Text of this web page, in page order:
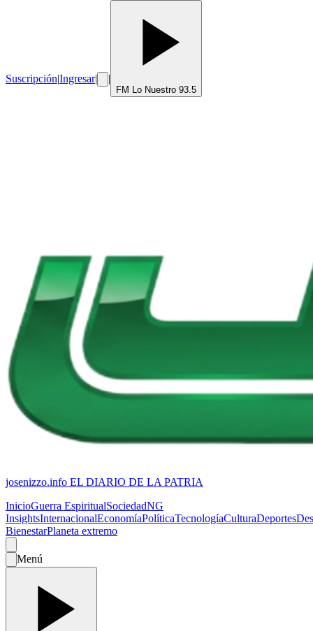
Suscripción|Ingresar| |
FM Lo Nuestro 93.5
josenizzo.info EL DIARIO DE LA PATRIA
InicioGuerra EspiritualSociedadNG
InsightsInternacionalEconomíaPolíticaTecnologíaCulturaDeportes
BienestarPlaneta extremo
Menú